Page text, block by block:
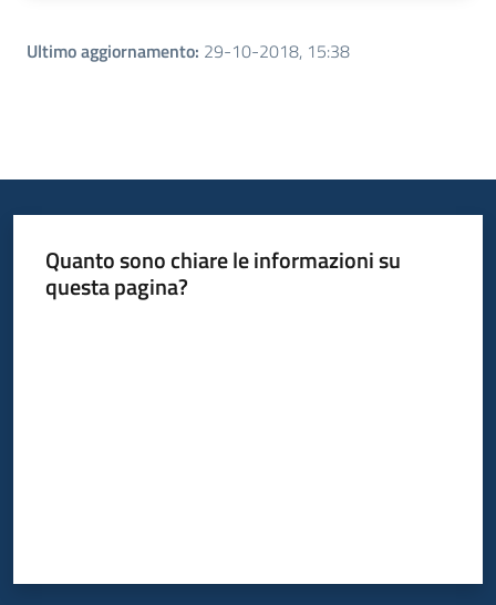
Ultimo aggiornamento: 29-10-2018, 15:38
Quanto sono chiare le informazioni su
questa pagina?